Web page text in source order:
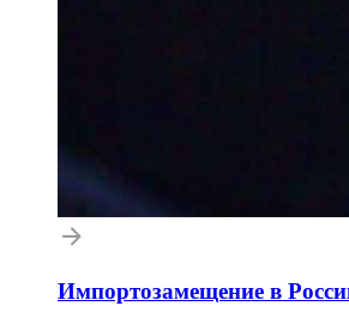
Импортозамещение в